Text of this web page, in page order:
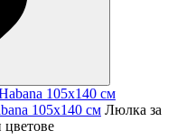
105x140 см Люлка за
цветове